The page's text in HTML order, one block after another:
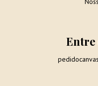
Entre